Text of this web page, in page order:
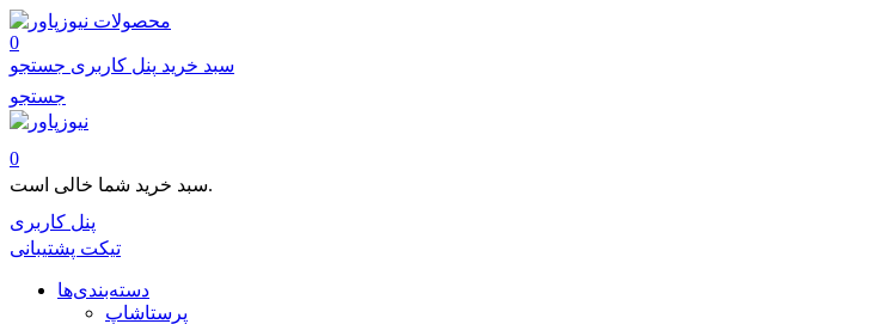
محصولات
0
سبد خرید پنل کاربری جستجو
جستجو
0
سبد خرید شما خالی است.
پنل کاربری
تیکت پشتیبانی
دسته‌بندی‌ها
پرستاشاپ